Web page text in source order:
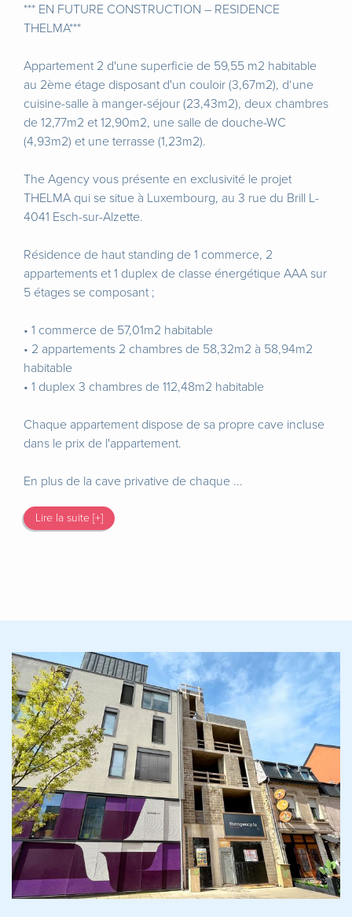
*** EN FUTURE CONSTRUCTION – RESIDENCE
THELMA***
Appartement 2 d'une superficie de 59,55 m2 habitable
au 2ème étage disposant d'un couloir (3,67m2), d‘une
cuisine-salle à manger-séjour (23,43m2), deux chambres
de 12,77m2 et 12,90m2, une salle de douche-WC
(4,93m2) et une terrasse (1,23m2).
The Agency vous présente en exclusivité le projet
THELMA qui se situe à Luxembourg, au 3 rue du Brill L-
4041 Esch-sur-Alzette.
Résidence de haut standing de 1 commerce, 2
appartements et 1 duplex de classe énergétique AAA sur
5 étages se composant ;
• 1 commerce de 57,01m2 habitable
• 2 appartements 2 chambres de 58,32m2 à 58,94m2
habitable
• 1 duplex 3 chambres de 112,48m2 habitable
Chaque appartement dispose de sa propre cave incluse
dans le prix de l'appartement.
En plus de la cave privative de chaque ...
Lire la suite [+]